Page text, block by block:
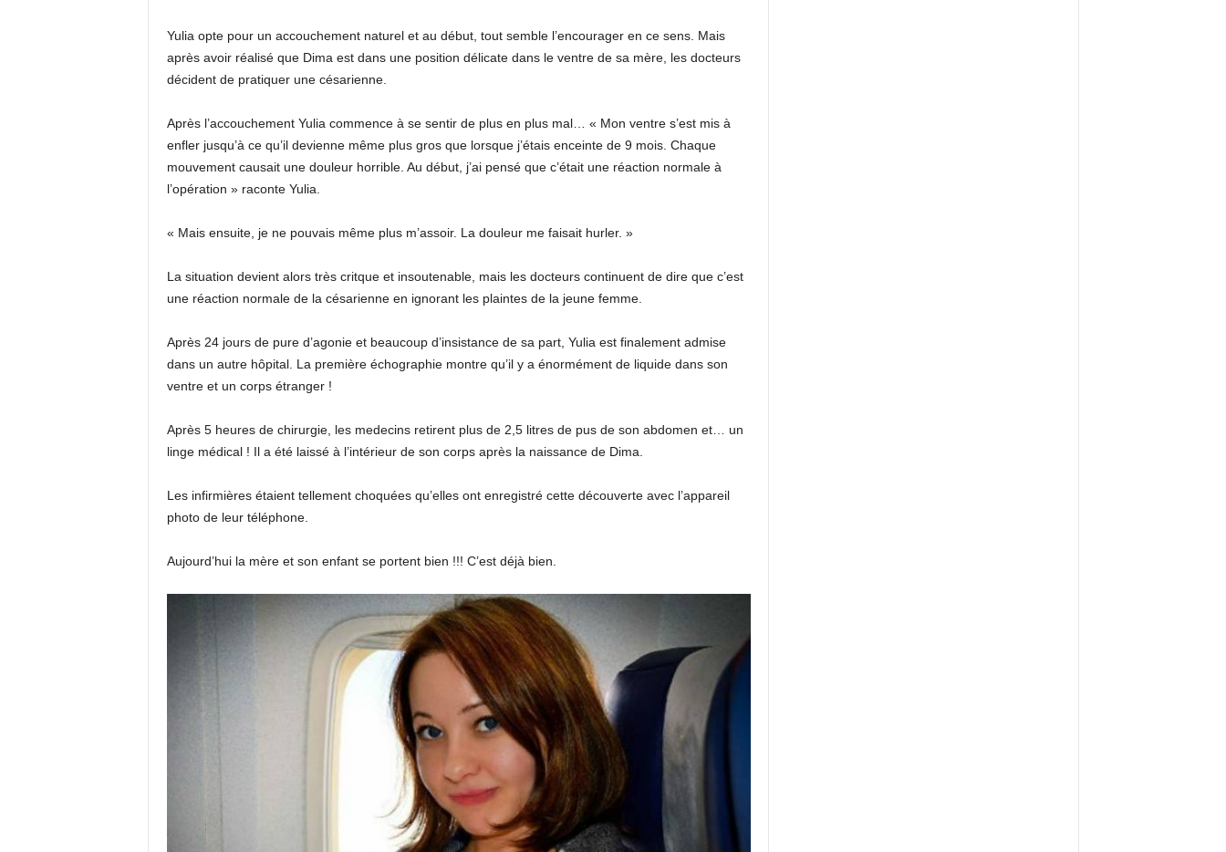
Yulia opte pour un accouchement naturel et au début, tout semble l’encourager en ce sens. Mais
après avoir réalisé que Dima est dans une position délicate dans le ventre de sa mère, les docteurs
décident de pratiquer une césarienne.
Après l’accouchement Yulia commence à se sentir de plus en plus mal… « Mon ventre s’est mis à
enfler jusqu’à ce qu’il devienne même plus gros que lorsque j’étais enceinte de 9 mois. Chaque
mouvement causait une douleur horrible. Au début, j’ai pensé que c’était une réaction normale à
l’opération » raconte Yulia.
« Mais ensuite, je ne pouvais même plus m’assoir. La douleur me faisait hurler. »
La situation devient alors très critque et insoutenable, mais les docteurs continuent de dire que c’est
une réaction normale de la césarienne en ignorant les plaintes de la jeune femme.
Après 24 jours de pure d’agonie et beaucoup d’insistance de sa part, Yulia est finalement admise
dans un autre hôpital. La première échographie montre qu’il y a énormément de liquide dans son
ventre et un corps étranger !
Après 5 heures de chirurgie, les medecins retirent plus de 2,5 litres de pus de son abdomen et… un
linge médical ! Il a été laissé à l’intérieur de son corps après la naissance de Dima.
Les infirmières étaient tellement choquées qu’elles ont enregistré cette découverte avec l’appareil
photo de leur téléphone.
Aujourd’hui la mère et son enfant se portent bien !!! C’est déjà bien.